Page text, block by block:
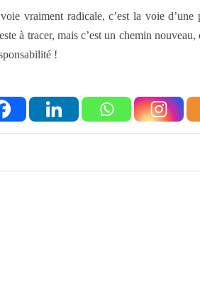
vraiment radicale, c’est la voie
à tracer, mais c’est un chemin
!